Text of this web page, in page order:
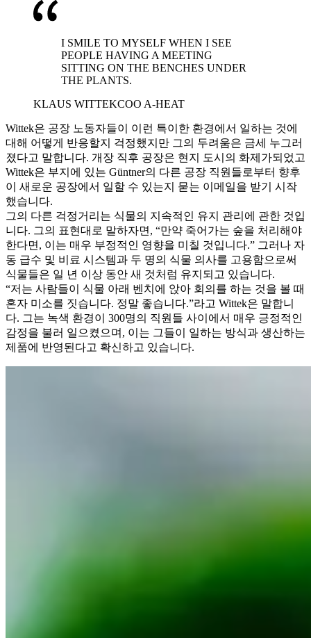
I SMILE TO MYSELF WHEN I SEE
PEOPLE HAVING A MEETING
SITTING ON THE BENCHES UNDER
THE PLANTS.
KLAUS WITTEKCOO A-HEAT
Wittek은 공장 노동자들이 이런 특이한 환경에서 일하는 것에
대해 어떻게 반응할지 걱정했지만 그의 두려움은 금세 누그러
졌다고 말합니다. 개장 직후 공장은 현지 도시의 화제가되었고
Wittek은 부지에 있는 Güntner의 다른 공장 직원들로부터 향후
이 새로운 공장에서 일할 수 있는지 묻는 이메일을 받기 시작
했습니다.
그의 다른 걱정거리는 식물의 지속적인 유지 관리에 관한 것입
니다. 그의 표현대로 말하자면, “만약 죽어가는 숲을 처리해야
한다면, 이는 매우 부정적인 영향을 미칠 것입니다.” 그러나 자
동 급수 및 비료 시스템과 두 명의 식물 의사를 고용함으로써
식물들은 일 년 이상 동안 새 것처럼 유지되고 있습니다.
“저는 사람들이 식물 아래 벤치에 앉아 회의를 하는 것을 볼 때
혼자 미소를 짓습니다. 정말 좋습니다.”라고 Wittek은 말합니
다. 그는 녹색 환경이 300명의 직원들 사이에서 매우 긍정적인
감정을 불러 일으켰으며, 이는 그들이 일하는 방식과 생산하는
제품에 반영된다고 확신하고 있습니다.